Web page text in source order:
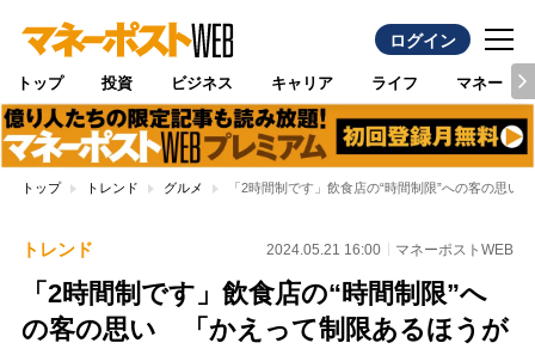
ログイン
トップ 投資 ビジネス キャリア ライフ マネー
トップ トレンド グルメ 「2時間制です」飲食店の“時間制限”への客の思
トレンド 2024.05.21 16:00 マネーポストWEB
「2時間制です」飲食店の“時間制限”へ
の客の思い 「かえって制限あるほうが